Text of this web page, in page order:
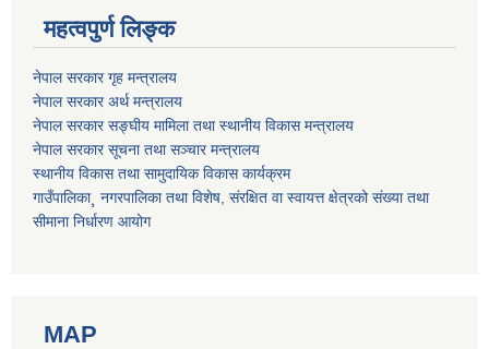
महत्वपुर्ण लिङ्क
नेपाल सरकार गृह मन्त्रालय
नेपाल सरकार अर्थ मन्त्रालय
नेपाल सरकार सङ्घीय मामिला तथा स्थानीय विकास मन्त्रालय
नेपाल सरकार सूचना तथा सञ्चार मन्त्रालय
स्थानीय विकास तथा सामुदायिक विकास कार्यक्रम
गाउँपालिका¸ नगरपालिका तथा विशेष, संरक्षित वा स्वायत्त क्षेत्रको संख्या तथा
सीमाना निर्धारण आयोग
MAP